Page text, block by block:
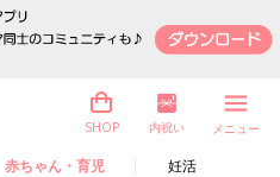
赤ちゃん・育児 妊活
SHOP 内祝い メニュー